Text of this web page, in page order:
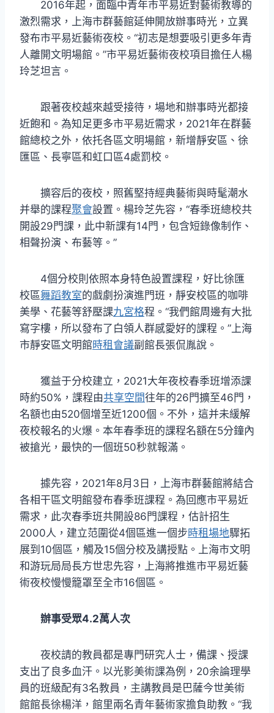
2016年起，面臨中青年市平易近對藝術教導的
激烈需求，上海市群藝館延伸開放辦事時光，立異
發布市平易近藝術夜校。“初志是想要吸引更多年青
人離開文明場館。”市平易近藝術夜校項目擔任人楊
玲芝坦言。
跟著夜校越來越受接待，場地和辦事時光都接
近飽和。為知足更多市平易近需求，2021年在群藝
館總校之外，依托各區文明場館，新增靜安區、徐
匯區、長寧區和虹口區4處罰校。
擴容后的夜校，照舊堅持經典藝術與時髦潮水
并舉的課程聚會設置。楊玲芝先容，“春季班總校共
開設29門課，此中新課有14門，包含短錄像制作、
相聲扮演、布藝等。”
4個分校則依照本身特色設置課程，好比徐匯
校區舞蹈教室的戲劇扮演進門班，靜安校區的咖啡
美學、花藝等舒壓課九宮格程。“我們館周邊有大批
寫字樓，所以發布了白領人群感愛好的課程。”上海
市靜安區文明館時租會議副館長張侃胤說。
獲益于分校建立，2021大年夜校春季班增添課
時約50%，課程由共享空間往年的26門擴至46門，
名額也由520個增至近1200個。不外，這并未緩解
夜校報名的火爆。本年春季班的課程名額在5分鐘內
被搶光，最快的一個班50秒就報滿。
據先容，2021年8月3日，上海市群藝館將結合
各相干區文明館發布春季班課程。為回應市平易近
需求，此次春季班共開設86門課程，估計招生
2000人，建立范圍從4個區進一個步時租場地驟拓
展到10個區，觸及15個分校及講授點。上海市文明
和游玩局局長方世忠先容，上海將推進市平易近藝
術夜校慢慢籠罩至全市16個區。
辦事受眾4.2萬人次
夜校請的教員都是專門研究人士，備課、授課
支出了良多血汗。以光影美術課為例，20余論理學
員的班級配有3名教員，主講教員是巴薩今世美術
館館長徐楊洋，館里兩名青年藝術家擔負助教。“我